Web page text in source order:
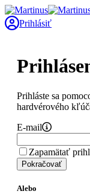
Prihlásiť
Prihláste sa
hardvérového
E-mail
Zapamätať
Pokračovať
Alebo